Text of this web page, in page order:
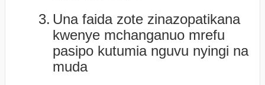
3. Una faida zote zinazopatikana
kwenye mchanganuo mrefu
pasipo kutumia nguvu nyingi na
muda